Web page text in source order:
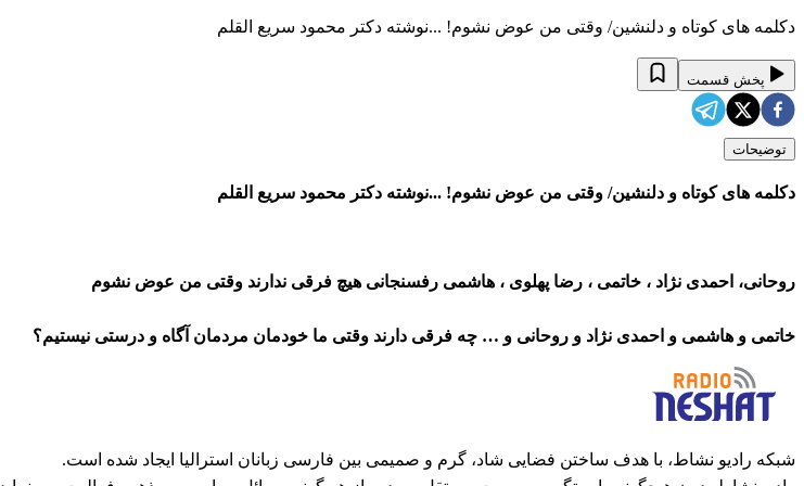
دکلمه های کوتاه و دلنشین/ وقتی من عوض نشوم! ...نوشته دکتر محمود سریع القلم
پخش قسمت
توضیحات
دکلمه های کوتاه و دلنشین/ وقتی من عوض نشوم! ...نوشته دکتر محمود سریع القلم
روحانی، احمدی نژاد ، خاتمی ، رضا پهلوی ، هاشمی رفسنجانی هیچ فرقی ندارند وقتی من عوض نشوم
خاتمی و هاشمی و احمدی نژاد و روحانی و … چه فرقی دارند وقتی ما خودمان مردمان آگاه و درستی نیستیم؟
شبکه رادیو نشاط، با هدف ساختن فضایی شاد، گرم و صمیمی بین فارسی زبانان استرالیا ایجاد شده است.